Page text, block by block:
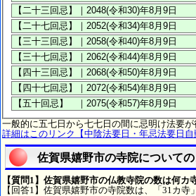
一般的に五七日から七七日の間に忌明け法要が
詳細はこのリンク【中陰法要日・年忌法要日自
佐賀県嬉野市の寺院について
【質問1】佐賀県嬉野市の仏教寺院の数は何カ
【回答1】佐賀県嬉野市の寺院数は、「31カ寺